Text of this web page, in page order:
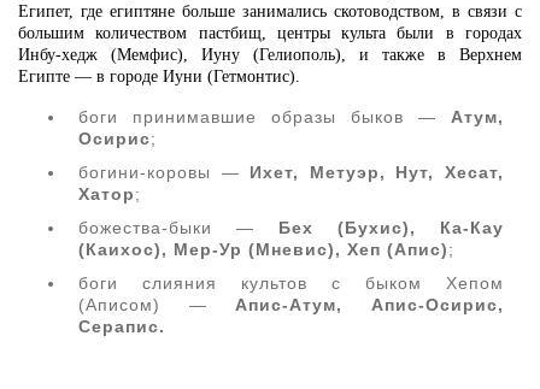
Египет, где египтяне больше занимались скотоводством, в связи с
большим количеством пастбищ, центры культа были в городах
Инбу-хедж (Мемфис), Иуну (Гелиополь), и также в Верхнем
Египте — в городе Иуни (Гетмонтис).
боги принимавшие образы быков — Атум,
Осирис;
богини-коровы — Ихет, Метуэр, Нут, Хесат,
Хатор;
божества-быки — Бех (Бухис), Ка-Кау
(Каихос), Мер-Ур (Мневис), Хеп (Апис);
боги слияния культов с быком Хепом
(Аписом) — Апис-Атум, Апис-Осирис,
Серапис.